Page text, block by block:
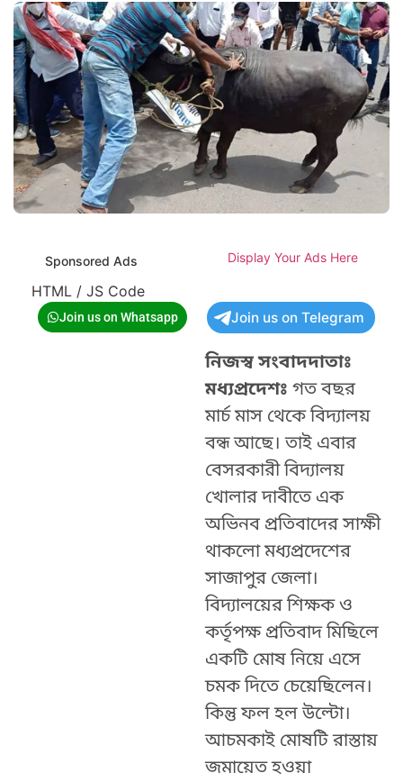
Sponsored Ads Display Your Ads Here
HTML / JS Code
Join us on Whatsapp Join us on Telegram
নিজস্ব সংবাদদাতাঃ
মধ্যপ্রদেশঃ গত বছর
মার্চ মাস থেকে বিদ্যালয়
বন্ধ আছে। তাই এবার
বেসরকারী বিদ্যালয়
খোলার দাবীতে এক
অভিনব প্রতিবাদের সাক্ষী
থাকলো মধ্যপ্রদেশের
সাজাপুর জেলা।
বিদ্যালয়ের শিক্ষক ও
কর্তৃপক্ষ প্রতিবাদ মিছিলে
একটি মোষ নিয়ে এসে
চমক দিতে চেয়েছিলেন।
কিন্তু ফল হল উল্টো।
আচমকাই মোষটি রাস্তায়
জমায়েত হওয়া